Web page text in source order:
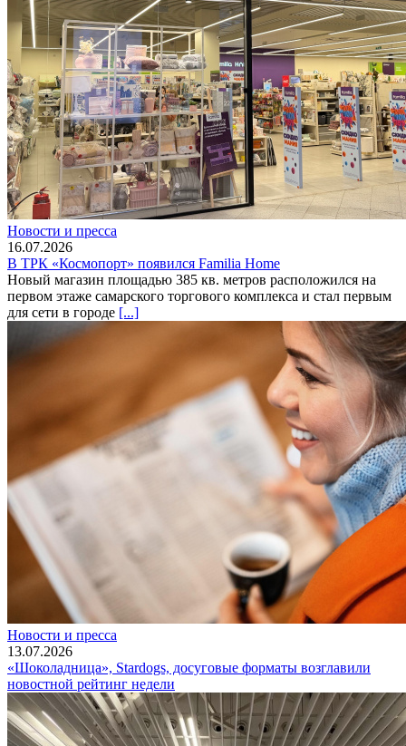
Новости и пресса
16.07.2026
В ТРК «Космопорт» появился Familia Home
Новый магазин площадью 385 кв. метров расположился на
первом этаже самарского торгового комплекса и стал первым
для сети в городе [...]
Новости и пресса
13.07.2026
«Шоколадница», Stardogs, досуговые форматы возглавили
новостной рейтинг недели